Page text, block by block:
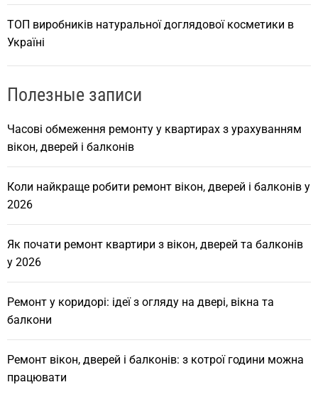
ТОП виробників натуральної доглядової косметики в
Україні
Полезные записи
Часові обмеження ремонту у квартирах з урахуванням
вікон, дверей і балконів
Коли найкраще робити ремонт вікон, дверей і балконів у
2026
Як почати ремонт квартири з вікон, дверей та балконів
у 2026
Ремонт у коридорі: ідеї з огляду на двері, вікна та
балкони
Ремонт вікон, дверей і балконів: з котрої години можна
працювати